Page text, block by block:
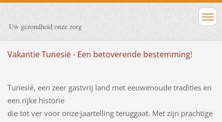
Uw gezondheid onze zorg
Vakantie Tunesië - Een betoverende bestemming!
Tunesië, een zeer gastvrij land met eeuwenoude tradities en
een rijke historie
die tot ver voor onze jaartelling teruggaat. Met zijn prachtige